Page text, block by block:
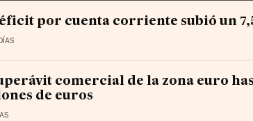
por cuenta corriente subió un
comercial de la zona euro
de euros